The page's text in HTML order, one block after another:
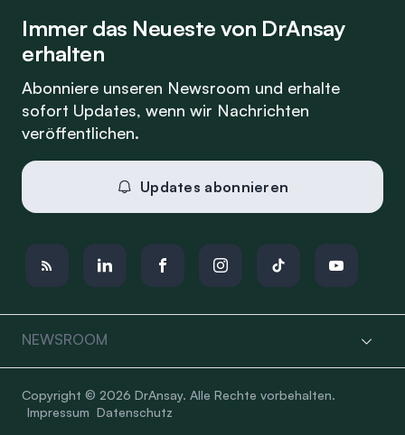
Immer das Neueste von DrAnsay
erhalten
Abonniere unseren Newsroom und erhalte
sofort Updates, wenn wir Nachrichten
veröffentlichen.
Updates abonnieren
NEWSROOM
Copyright © 2026 DrAnsay. Alle Rechte vorbehalten.
Impressum Datenschutz